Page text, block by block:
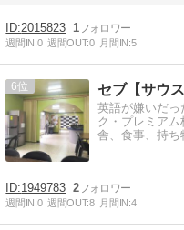
2015823 1
週間IN:0 週間OUT:0 月間IN:5
6
英語が嫌いだっ
ク・プレミア
舎、食事、持ち
1949783 2
週間IN:0 週間OUT:8 月間IN:4